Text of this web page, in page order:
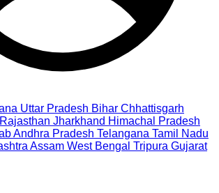
Uttar Pradesh Bihar Chhattisgarh
Rajasthan Jharkhand Himachal Pradesh
Andhra Pradesh Telangana Tamil Nadu
Assam West Bengal Tripura Gujarat